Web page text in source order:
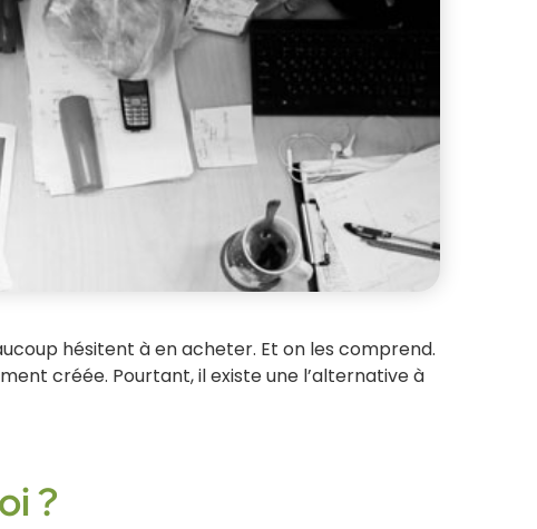
hésitent à en acheter. Et on les comprend.
créée. Pourtant, il existe une l’alternative à
?